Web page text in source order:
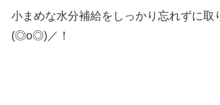
小まめな水分補給をしっかり忘れずに取
(◎o◎)／！